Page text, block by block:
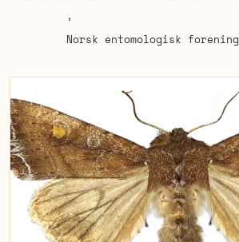
Norsk entomologisk forening